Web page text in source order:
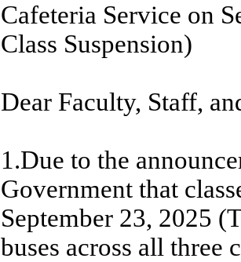
Cafeteria Service on
Class Suspension)
Dear Faculty, Staff,
1.Due to the
Government that
September 23, 2025
buses across all three